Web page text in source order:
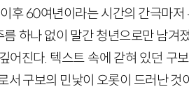
후60여년이라는 시간의 간극마저
하나 없이 말간 청년으로만 남겨
어진다. 텍스트 속에 갇혀 있던 구
서 구보의 민낯이 오롯이 드러난 것